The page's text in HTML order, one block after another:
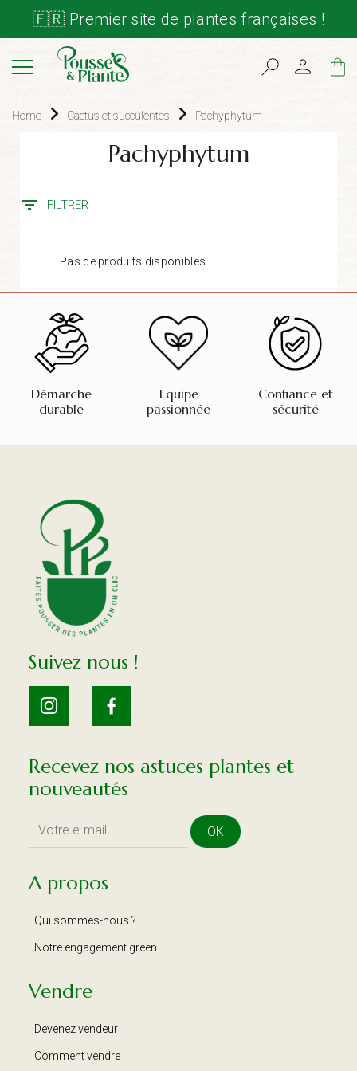
🇫🇷 Premier site de plantes françaises !
Cart
Home Cactus et succulentes Pachyphytum
Pachyphytum
FILTRER
Pas de produits disponibles
Démarche
durable
Equipe
passionnée
Confiance et
sécurité
Suivez nous !
Recevez nos astuces plantes et
nouveautés
OK
A propos
Qui sommes-nous ?
Notre engagement green
Vendre
Devenez vendeur
Comment vendre